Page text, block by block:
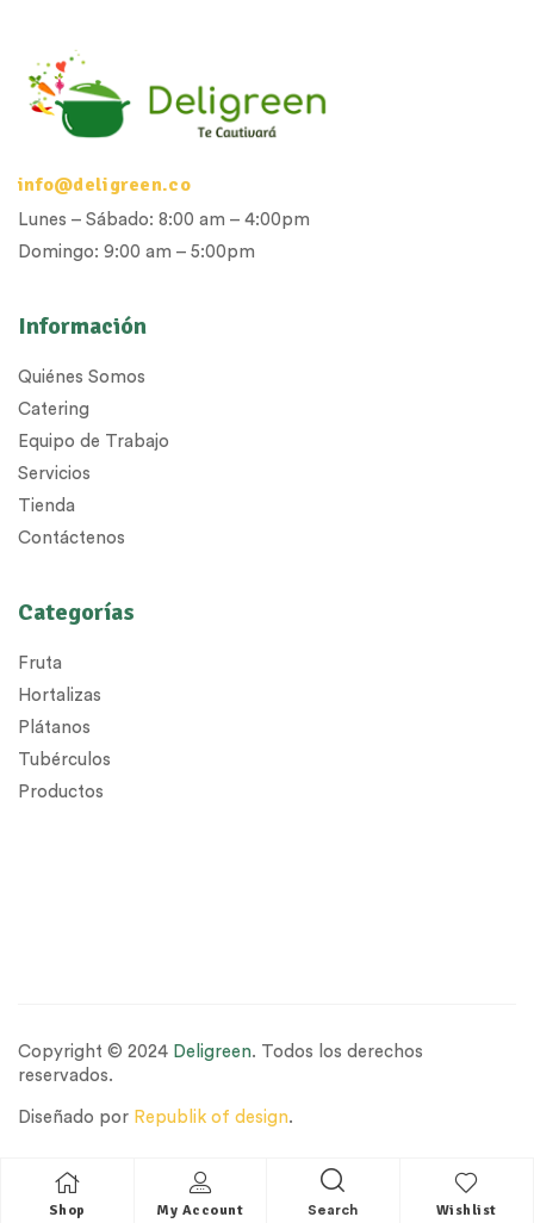
Shop My Account Search Wishlist
Información
Quiénes Somos
Catering
Equipo de Trabajo
Servicios
Tienda
Contáctenos
Categorías
Fruta
Hortalizas
Plátanos
Tubérculos
Productos
info@deligreen.co
Lunes – Sábado: 8:00 am – 4:00pm
Domingo: 9:00 am – 5:00pm
Copyright © 2024 Deligreen. Todos los derechos
reservados.
Diseñado por Republik of design.